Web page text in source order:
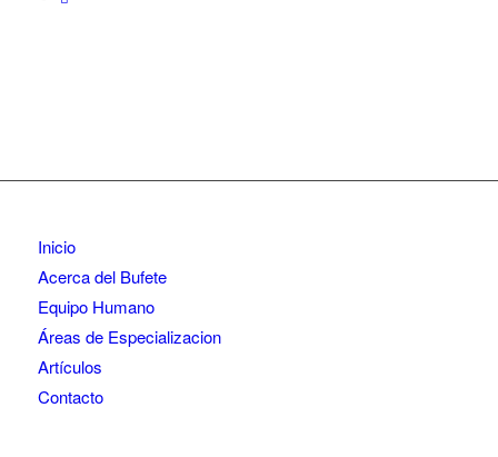
Inicio
Acerca del Bufete
Equipo Humano
Áreas de Especializacion
Artículos
Contacto